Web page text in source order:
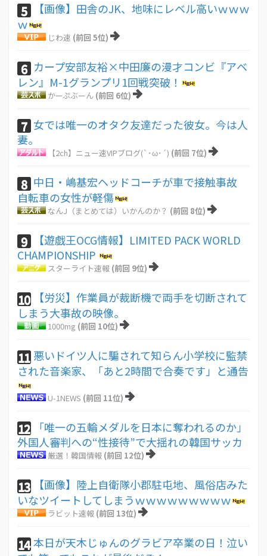
5
【画像】田舎のJK、地味にレベル高いｗｗｗ
ｗ
じわ速 (前回 5位)
6 カープ安部友裕×中田廉の漫才コンビ『アベ
レン』M-1グランプリ1回戦突破！
かーぷぶーん (前回 6位)
7 女では唯一のオタク友達だった彼女。今は人
妻。
【2ch】ニュー速VIPブログ(`･ω･´) (前回 7位)
8 中日・嶋基宏ヘッドコーチが車で接触事故
自転車の女性が軽傷
なんJ（まとめては）いかんのか？ (前回 8位)
9
【遊戯王OCG情報】LIMITED PACK WORLD
CHAMPIONSHIP
スターライト速報 (前回 9位)
10
【労災】作業員が裁断機で両手を切断されて
しまう大事故の映像。
1000mg (前回 10位)
11 悪いドイツ人に騙されて知らん小学校に監禁
された音楽家、「あと2時間で合奏です」と通告
U-1NEWS (前回 11位)
12
「唯一の五輪メダルを日本に奪われるのか」
外国人審判への“性接待”で大揺れの韓国サッカ
厳選！韓国情報 (前回 12位)
13
【画像】陸上自衛隊小郡駐屯地、風俗店みた
いなツイートしてしまうｗｗｗｗｗｗｗｗｗ
ラビット速報 (前回 13位)
14本日が天木じゅんのグラビア卒業の日！泣い